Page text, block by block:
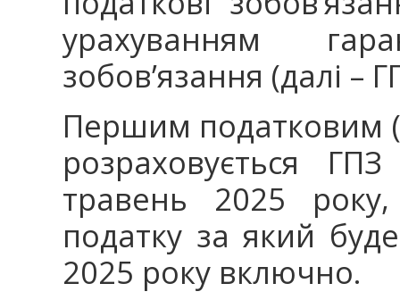
урахуванням
зобов’язання (далі –
Першим податковим
розраховується
травень 2025
податку за який
2025 року включно.